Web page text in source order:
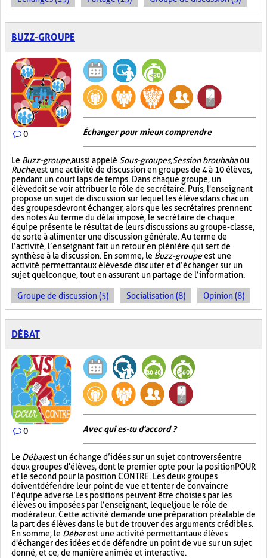
BUZZ-GROUPE
0 Échanger pour mieux comprendre
Le Buzz-groupe,aussi appelé Sous-groupes,Session brouhahaou
Ruche,est une activité de discussion en groupes de 4 à 10 élèves,
pendant un court laps de temps. Dans chaque groupe, un
élève doit se voir attribuer le rôle de secrétaire. Puis, l'enseignant
propose un sujet de discussion sur lequel les élèves dans chacun
des groupes devront échanger, alors que les secrétaires prennent
des notes. Au terme du délai imposé, le secrétaire de chaque
équipe présente le résultat de leurs discussions au groupe-classe,
de sorte à alimenter une discussion générale. Au terme de
l’activité, l’enseignant fait un retour en plénière qui sert de
synthèse à la discussion. En somme, le Buzz-groupeest une
activité permettant aux élèves de discuter et d’échanger sur un
sujet quelconque, tout en assurant un partage de l’information.
Groupe de discussion (5) Socialisation (8) Opinion (8)
DÉBAT
0 Avec qui es-tu d'accord ?
Le Débatest un échange d’idées sur un sujet controversé entre
deux groupes d'élèves, dont le premier opte pour la position POUR
et le second pour la position CONTRE. Les deux groupes
doivent défendre leur point de vue et tenter de convaincre
l’équipe adverse. Les positions peuvent être choisies par les
élèves ou imposées par l’enseignant, lequel joue le rôle de
modérateur. Cette activité demande une préparation préalable de
la part des élèves dans le but de trouver des arguments crédibles.
En somme, le Débatest une activité permettant aux élèves
d'échanger des idées et de défendre un point de vue sur un sujet
donné, et ce, de manière animée et interactive.